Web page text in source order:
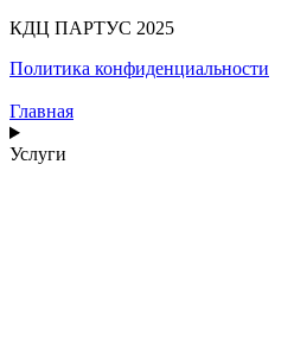
КДЦ ПАРТУС 2025
Политика конфиденциальности
Главная
Услуги